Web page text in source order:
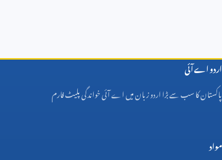
اردو اے آئی
پاکستان کا سب سے بڑا اردو زبان میں اے آئی خواندگی پلیٹ فارم
مواد